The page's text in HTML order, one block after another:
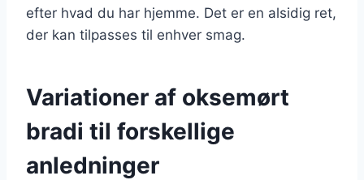
efter hvad du har hjemme. Det er en alsidig ret,
der kan tilpasses til enhver smag.
Variationer af oksemørt
bradi til forskellige
anledninger